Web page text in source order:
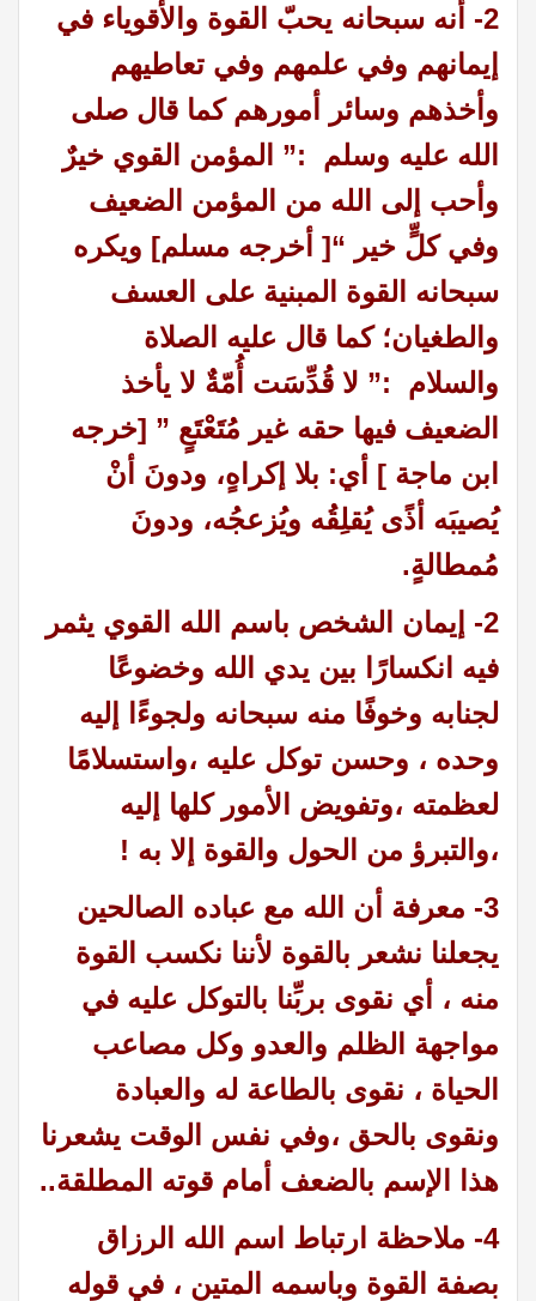
2- أنه سبحانه يحبّ القوة والأقوياء في
إيمانهم وفي علمهم وفي تعاطيهم
وأخذهم وسائر أمورهمكما قال صلى
الله عليه وسلم :” المؤمن القوي خيرٌ
وأحب إلى الله من المؤمن الضعيف
وفي كلٍّ خير “[ أخرجه مسلم] ويكره
سبحانه القوة المبنية على العسف
والطغيان؛ كما قال عليه الصلاة
والسلام :” لا قُدِّسَت أُمّةٌ لا يأخذ
الضعيف فيها حقه غير مُتَعْتَعٍ ” [خرجه
ابن ماجة ] أي: بلا إكراهٍ، ودونَ أنْ
يُصيبَه أذًى يُقلِقُه ويُزعجُه، ودونَ
مُمطالةٍ.
2- إيمان الشخص باسم الله القوي يثمر
فيه انكسارًا بين يدي الله وخضوعًا
لجنابه وخوفًا منه سبحانه ولجوءًا إليه
وحده ، وحسن توكل عليه ،واستسلامًا
لعظمته ،وتفويض الأمور كلها إليه
،والتبرؤ من الحول والقوة إلا به !
3- معرفة أن الله مع عباده الصالحين
يجعلنا نشعر بالقوة لأننا نكسب القوة
منه ، أي نقوى بربِّنا بالتوكل عليه في
مواجهة الظلم والعدو وكل مصاعب
الحياة ، نقوى بالطاعة له والعبادة
ونقوى بالحق ،وفي نفس الوقت يشعرنا
هذا الإسم بالضعف أمام قوته المطلقة..
4- ملاحظة ارتباط اسم الله الرزاق
بصفة القوة وباسمه المتين ، في قوله